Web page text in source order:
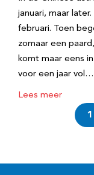
januari, maar
februari. Toen
zomaar een
komt maar eens
voor een jaar vol…
Lees meer
1